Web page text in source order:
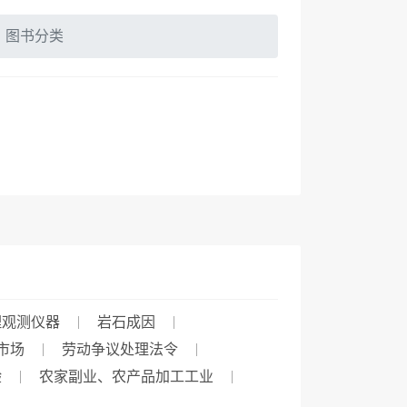
图书分类
测仪器
岩石成因
场
劳动争议处理法令
农家副业、农产品加工工业